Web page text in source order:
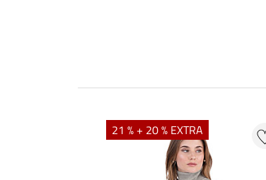
21 % + 20 % EXTRA